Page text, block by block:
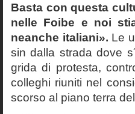
Basta con questa
nelle Foibe e noi
neanche italiani». Le
sin dalla strada dove
grida di protesta,
colleghi riuniti nel
scorso al piano terra